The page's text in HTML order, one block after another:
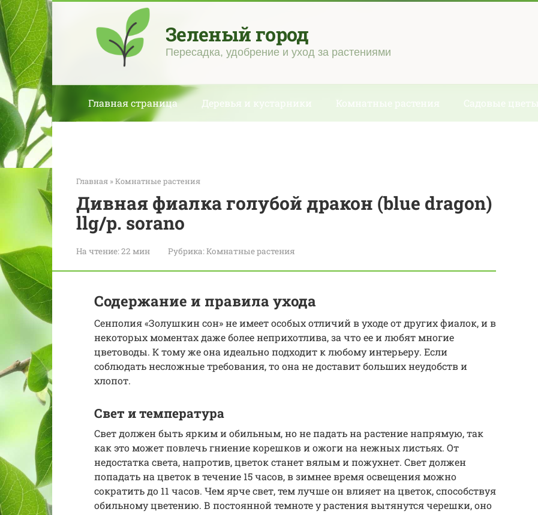
Перейти
к
контенту
Зеленый город
Пересадка, удобрение и уход за растениями
Главная страница Деревья и кустарники Комнатные растения Садовые цветы
Главная »Комнатные растения
Дивная фиалка голубой дракон (blue dragon)
llg/p. sorano
На чтение:22 мин Рубрика:Комнатные растения
Содержание и правила ухода
Сенполия «Золушкин сон» не имеет особых отличий в уходе от других фиалок, и в
некоторых моментах даже более неприхотлива, за что ее и любят многие
цветоводы. К тому же она идеально подходит к любому интерьеру. Если
соблюдать несложные требования, то она не доставит больших неудобств и
хлопот.
Свет и температура
Свет должен быть ярким и обильным, но не падать на растение напрямую, так
как это может повлечь гниение корешков и ожоги на нежных листьях. От
недостатка света, напротив, цветок станет вялым и пожухнет. Свет должен
попадать на цветок в течение 15 часов, в зимнее время освещения можно
сократить до 11 часов. Чем ярче свет, тем лучше он влияет на цветок, способствуя
обильному цветению. В постоянной темноте у растения вытянутся черешки, оно